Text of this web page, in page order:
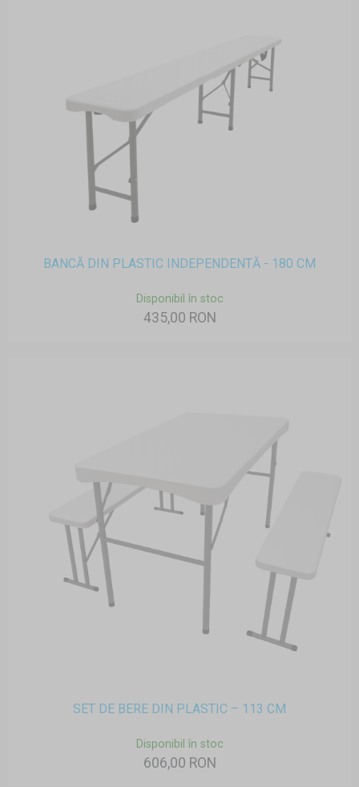
BANCĂ DIN PLASTIC INDEPENDENTĂ - 180 CM
Disponibil în stoc
435,00 RON
SET DE BERE DIN PLASTIC – 113 CM
Disponibil în stoc
606,00 RON